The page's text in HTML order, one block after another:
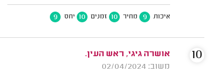
איכות 9 מחיר 10 זמנים 10 יחס 9
אושרה גיגי, ראש העין.
משוב: 02/04/2024
10